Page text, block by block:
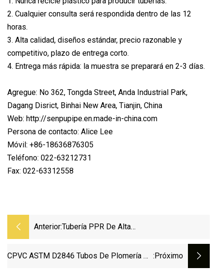
2. Cualquier consulta será respondida dentro de las 12
horas.
3. Alta calidad, diseños estándar, precio razonable y
competitivo, plazo de entrega corto.
4. Entrega más rápida: la muestra se preparará en 2-3 días.
Agregue: No 362, Tongda Street, Anda Industrial Park,
Dagang Disrict, Binhai New Area, Tianjin, China
Web: http://senpupipe.en.made-in-china.com
Persona de contacto: Alice Lee
Móvil: +86-18636876305
Teléfono: 022-63212731
Fax: 022-63312558
Anterior:Tubería PPR De Alta
Agua Caliente Pn16 20-110mm
CPVC ASTM D2846 Tubos De Plomería De :próximo